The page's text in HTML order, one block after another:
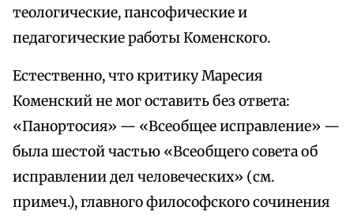
теологические, пансофические и
педагогические работы Коменского.
Естественно, что критику Маресия
Коменский не мог оставить без ответа:
«Панортосия» — «Всеобщее исправление» —
была шестой частью «Всеобщего совета об
исправлении дел человеческих» (см.
примеч.), главного философского сочинения